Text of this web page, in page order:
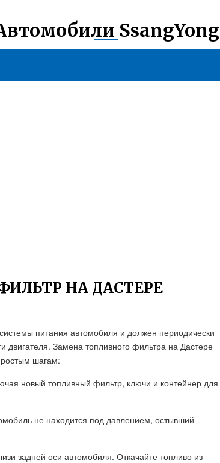
SsangYong
НА ДАСТЕРЕ
питания автомобиля и должен периодически
двигателя. Замена топливного фильтра на Дастере
шагам:
новый топливный фильтр, ключи и контейнер для
не находится под давлением, остывший
задней оси автомобиля. Откачайте топливо из